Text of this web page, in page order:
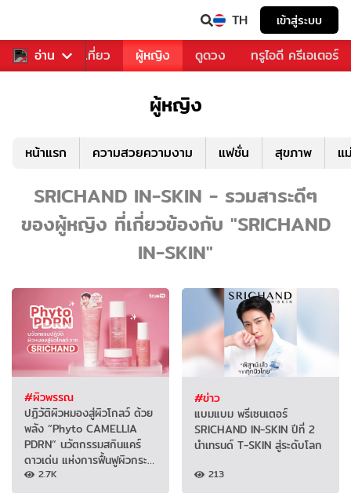
TH เข้าสู่ระบบ
อ่าน
อาหาร ท่องเที่ยว ผู้หญิง ดูดวง ทรูไอดี ครีเอเตอร์
ผู้หญิง
หน้าแรก ความสวยความงาม แฟชั่น สุขภาพ แ
SRICHAND IN-SKIN - รวมสาระดีๆ
ของผู้หญิง ที่เกี่ยวข้องกับ "SRICHAND
IN-SKIN"
#ผิวพรรณ
ปฏิวัติผิวหมองสู่ผิวโกลว์ ด้วย
พลัง “Phyto CAMELLIA
PDRN” นวัตกรรมสกินแคร์
ดาวเด่น แห่งการฟื้นฟูผิวกระ…
2.7K
#ข่าว
แบมแบม พรีเซนเตอร์
SRICHAND IN-SKIN ปีที่ 2
นำเทรนด์ T-SKIN สู่ระดับโลก
213